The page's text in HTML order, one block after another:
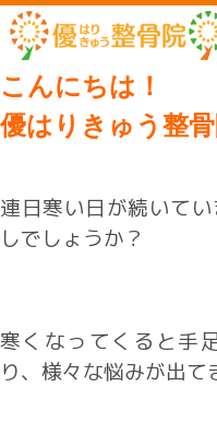
こんにちは！
優はりきゅう整
連日寒い日が続いて
しでしょうか？
寒くなってくると手
り、様々な悩みが出て